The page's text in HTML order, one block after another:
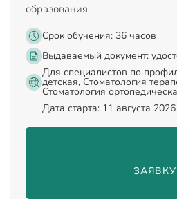
образования
Срок обучения: 36 часов
Выдаваемый документ:
Для специалистов по
детская, Стоматология
Стоматология
Дата старта: 11 августа
ЗАЯВКУ